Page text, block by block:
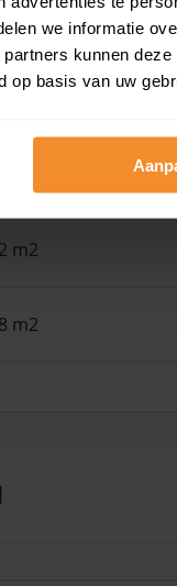
we informatie
kunnen
op basis van uw
m2
m2
m2